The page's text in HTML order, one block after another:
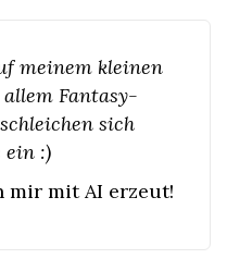
meinem kleinen
allem Fantasy-
sich
ein :)
mir mit AI erzeut!